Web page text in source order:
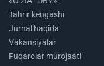
Tahrir kengashi
Jurnal haqida
Vakansiyalar
Fuqarolar murojaati